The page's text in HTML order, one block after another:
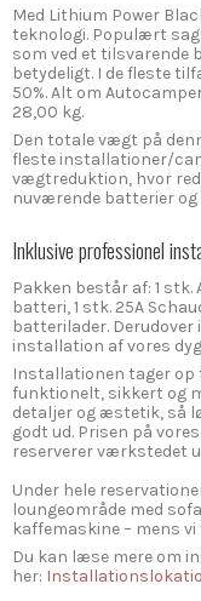
Med Lithium Power
teknologi. Populært
som ved et tilsvarende
betydeligt. I de fleste
50%. Alt om
28,00 kg.
Den totale vægt på
fleste installationer/
vægtreduktion, hvor
nuværende batterier
Inklusive professionel
Pakken består af: 1 stk.
batteri, 1 stk. 25A
batterilader.
installation af vores
Installationen tager op
funktionelt, sikkert og
detaljer og æstetik, så
godt ud. Prisen på
reserverer værkstedet
Under hele
loungeområde med
kaffemaskine – mens
Du kan læse mere om
her: